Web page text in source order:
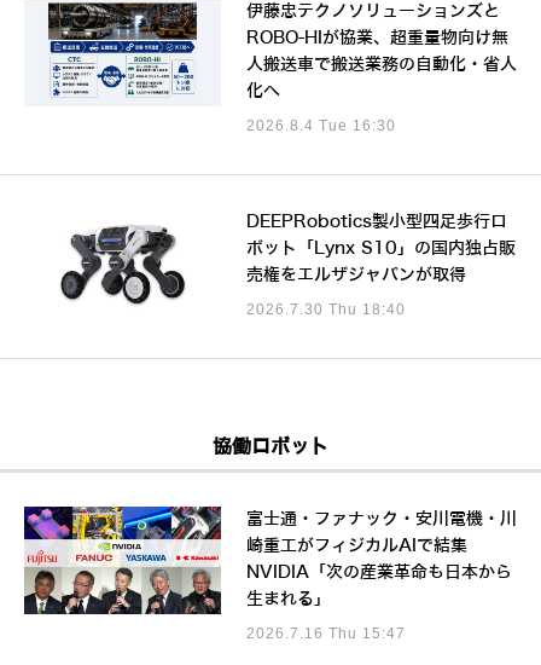
伊藤忠テクノソリューションズと
ROBO-HIが協業、超重量物向け無
人搬送車で搬送業務の自動化・省人
化へ
2026.8.4 Tue 16:30
DEEPRobotics製小型四足歩行ロ
ボット「Lynx S10」の国内独占販
売権をエルザジャパンが取得
2026.7.30 Thu 18:40
協働ロボット
富士通・ファナック・安川電機・川
崎重工がフィジカルAIで結集
NVIDIA「次の産業革命も日本から
生まれる」
2026.7.16 Thu 15:47